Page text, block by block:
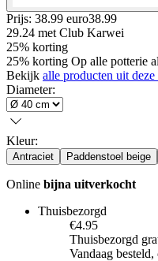
Prijs: 38.99 euro38.99
29.24 met Club Karwei
25% korting
25% korting Op alle potterie
Bekijk alle producten uit deze
Diameter:
Kleur:
Antraciet Paddenstoel beige
Online bijna uitverkocht
Thuisbezorgd
€4.95
Thuisbezorgd
Vandaag